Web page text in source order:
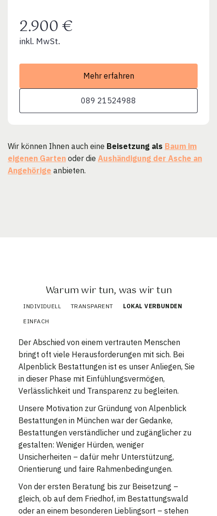
2.900 €
inkl. MwSt.
Mehr erfahren
089 21524988
Wir können Ihnen auch eine Beisetzung als Baum im
eigenen Garten oder die Aushändigung der Asche an
Angehörige anbieten.
Warum wir tun, was wir tun
INDIVIDUELL TRANSPARENT LOKAL VERBUNDEN
EINFACH
Der Abschied von einem vertrauten Menschen
bringt oft viele Herausforderungen mit sich. Bei
Alpenblick Bestattungen ist es unser Anliegen, Sie
in dieser Phase mit Einfühlungsvermögen,
Verlässlichkeit und Transparenz zu begleiten.
Unsere Motivation zur Gründung von Alpenblick
Bestattungen in München war der Gedanke,
Bestattungen verständlicher und zugänglicher zu
gestalten: Weniger Hürden, weniger
Unsicherheiten – dafür mehr Unterstützung,
Orientierung und faire Rahmenbedingungen.
Von der ersten Beratung bis zur Beisetzung –
gleich, ob auf dem Friedhof, im Bestattungswald
oder an einem besonderen Lieblingsort – stehen